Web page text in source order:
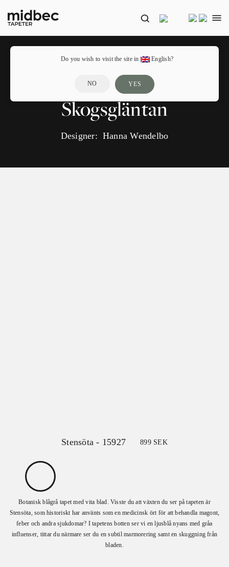
Skogsgläntan
Designer: Hanna Wendelbo
Stensöta - 15927 899 SEK
Botanisk blågrå tapet med vita blad. Visste du att växten du ser på tapeten är
Stensöta, som historiskt har använts som en medicinsk ört för att behandla magont,
feber och andra sjukdomar? I tapetens botten ser vi en ljusblå nyans med gråa
influenser, tittar du närmare ser du en subtil marmorering samt en skuggning från
bladen.
Do you wish to visit the site in English?
NO YES